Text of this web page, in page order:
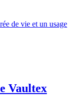
de vie et un usage
Vaultex